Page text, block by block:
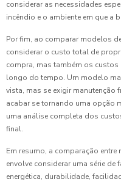
considerar as necessidades
incêndio e o ambiente em que a
Por fim, ao comparar modelos
considerar o custo total de
compra, mas também os custos
longo do tempo. Um modelo
vista, mas se exigir manutenção
acabar se tornando uma opção
uma análise completa dos
final.
Em resumo, a comparação
envolve considerar uma série
energética, durabilidade,